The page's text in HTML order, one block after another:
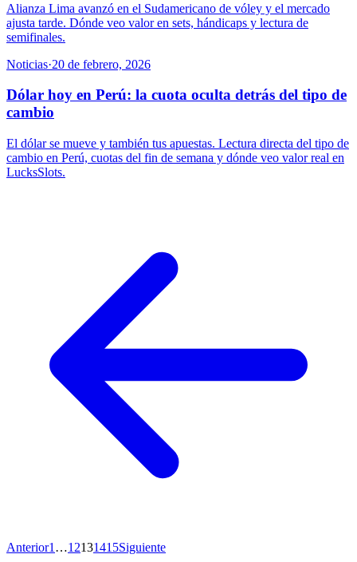
Alianza Lima avanzó en el Sudamericano de vóley y el mercado
ajusta tarde. Dónde veo valor en sets, hándicaps y lectura de
semifinales.
Noticias·20 de febrero, 2026
Dólar hoy en Perú: la cuota oculta detrás del tipo de
cambio
El dólar se mueve y también tus apuestas. Lectura directa del tipo de
cambio en Perú, cuotas del fin de semana y dónde veo valor real en
LucksSlots.
Anterior1 …12131415Siguiente